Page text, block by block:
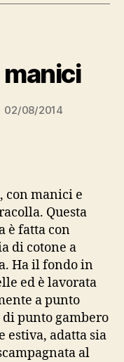
02/08/2014
con manici e
Questa
è fatta con
di cotone a
Ha il fondo in
ed è lavorata
a punto
di punto gambero
adatta sia
al